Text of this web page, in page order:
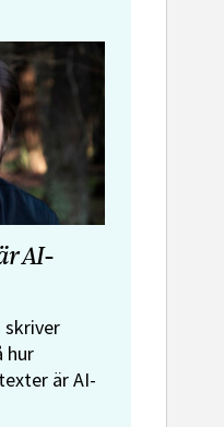
AI-
skriver
hur
är AI-